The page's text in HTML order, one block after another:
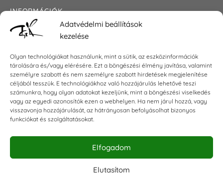
Adatvédelmi beállítások
kezelése
Olyan technológiákat használunk, mint a sütik, az eszközinformációk
tárolására és/vagy elérésére. Ezt a böngészési élmény javítása, valamint
személyre szabott és nem személyre szabott hirdetések megjelenítése
céljából tesszük. E technológiákhoz való hozzájárulás lehetővé teszi
számunkra, hogy olyan adatokat kezeljünk, mint a böngészési viselkedés
vagy az egyedi azonosítók ezen a webhelyen. Ha nem járul hozzá, vagy
visszavonja hozzájárulását, az hátrányosan befolyásolhat bizonyos
funkciókat és szolgáltatásokat.
Elfogadom
Elutasítom
INFORMÁCIÓK
Általános szerződési feltételek
Impresszum
KAPCSOLAT
E-mail:shop@torokszilvi.com
Telefon: +36 30 6767872
KÖZÖSSÉGI